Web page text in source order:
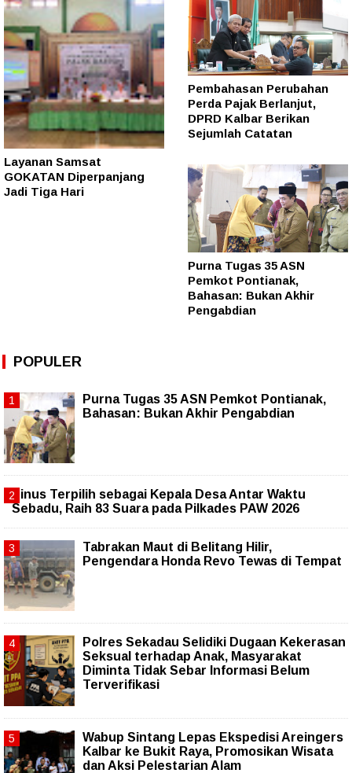
Layanan Samsat
GOKATAN Diperpanjang
Jadi Tiga Hari
Pembahasan Perubahan
Perda Pajak Berlanjut,
DPRD Kalbar Berikan
Sejumlah Catatan
Purna Tugas 35 ASN
Pemkot Pontianak,
Bahasan: Bukan Akhir
Pengabdian
POPULER
Purna Tugas 35 ASN Pemkot Pontianak,
Bahasan: Bukan Akhir Pengabdian
Pinus Terpilih sebagai Kepala Desa Antar Waktu
Sebadu, Raih 83 Suara pada Pilkades PAW 2026
Tabrakan Maut di Belitang Hilir,
Pengendara Honda Revo Tewas di Tempat
Polres Sekadau Selidiki Dugaan Kekerasan
Seksual terhadap Anak, Masyarakat
Diminta Tidak Sebar Informasi Belum
Terverifikasi
Wabup Sintang Lepas Ekspedisi Areingers
Kalbar ke Bukit Raya, Promosikan Wisata
dan Aksi Pelestarian Alam